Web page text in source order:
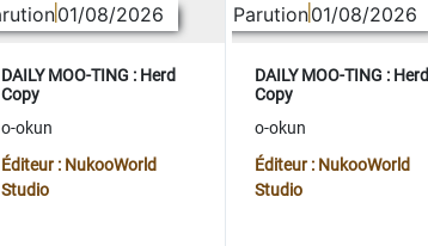
01/08/2026
DAILY MOO-TING : Herd
Copy
o-okun
Éditeur : NukooWorld
Studio
Parution01/08/2026
DAILY MOO-TING : Herd
Copy
o-okun
Éditeur : NukooWorld
Studio